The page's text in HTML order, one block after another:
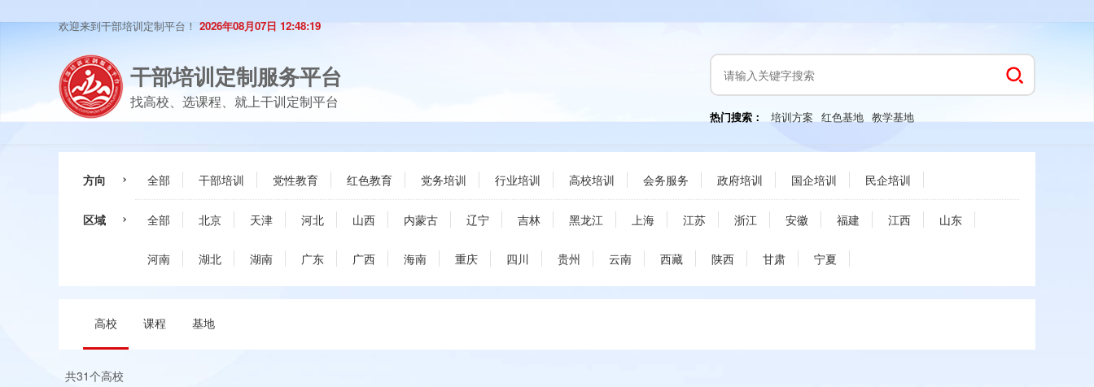
欢迎来到干部培训定制平台！ 2026年08月07日 12:48:20
干部培训定制服务平台
找高校、选课程、就上干训定制平台
热门搜索： 培训方案 红色基地 教学基地
方向 全部 干部培训 党性教育 红色教育 党务培训 行业培训 高校培训 会务服务 政府培训 国企培训 民企培训
区域 全部 北京 天津 河北 山西 内蒙古 辽宁 吉林 黑龙江 上海 江苏 浙江 安徽 福建 江西 山东
河南 湖北 湖南 广东 广西 海南 重庆 四川 贵州 云南 西藏 陕西 甘肃 宁夏
高校 课程 基地
共31个高校